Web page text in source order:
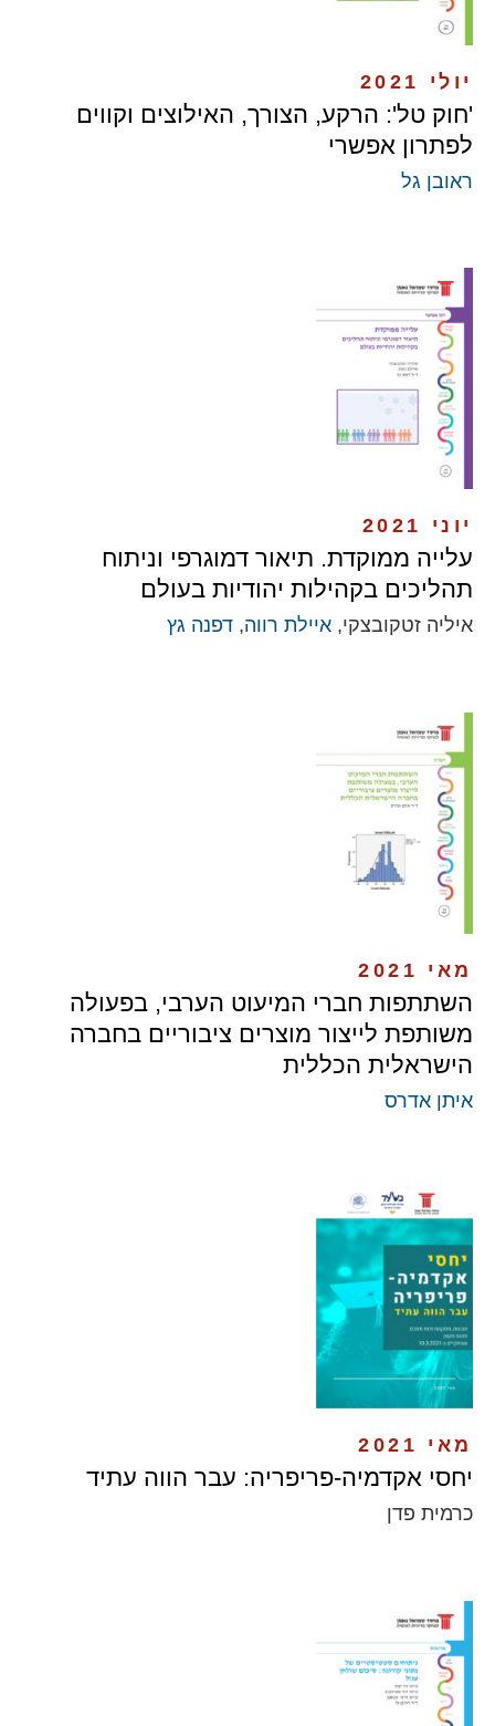
יולי 2021
'חוק טל': הרקע, הצורך, האילוצים וקווים
לפתרון אפשרי
ראובן גל
יוני 2021
עלייה ממוקדת. תיאור דמוגרפי וניתוח
תהליכים בקהילות יהודיות בעולם
איליה זטקובצקי, איילת רווה, דפנה גץ
מאי 2021
השתתפות חברי המיעוט הערבי, בפעולה
משותפת לייצור מוצרים ציבוריים בחברה
הישראלית הכללית
איתן אדרס
מאי 2021
יחסי אקדמיה-פריפריה: עבר הווה עתיד
כרמית פדן